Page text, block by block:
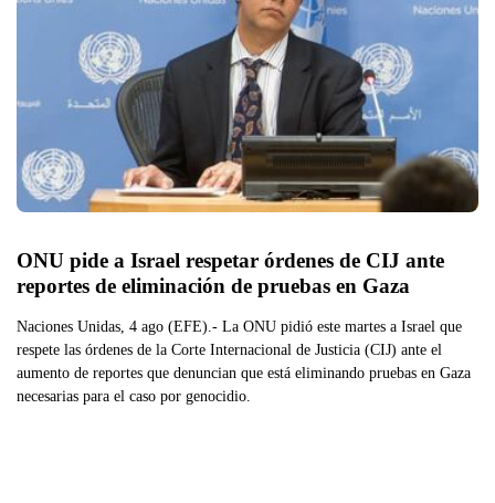
ONU pide a Israel respetar órdenes de CIJ ante
reportes de eliminación de pruebas en Gaza
Naciones Unidas, 4 ago (EFE).- La ONU pidió este martes a Israel que
respete las órdenes de la Corte Internacional de Justicia (CIJ) ante el
aumento de reportes que denuncian que está eliminando pruebas en Gaza
necesarias para el caso por genocidio.